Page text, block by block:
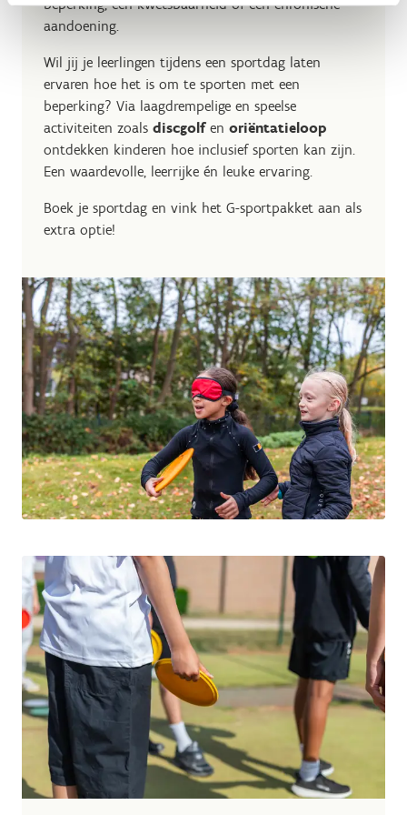
beperking, een kwetsbaarheid of een chronische
aandoening.
Wil jij je leerlingen tijdens een sportdag laten
ervaren hoe het is om te sporten met een
beperking? Via laagdrempelige en speelse
activiteiten zoals discgolfen oriëntatieloop
ontdekken kinderen hoe inclusief sporten kan zijn.
Een waardevolle, leerrijke én leuke ervaring.
Boek je sportdag en vink het G-sportpakket aan als
extra optie!